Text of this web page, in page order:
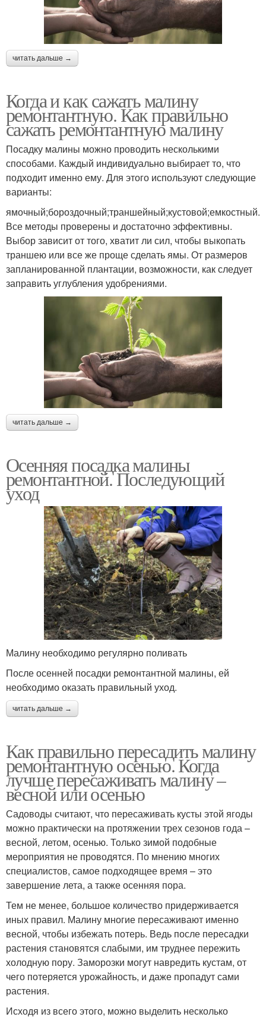
читать дальше →
Когда и как сажать малину
ремонтантную. Как правильно
сажать ремонтантную малину
Посадку малины можно проводить несколькими
способами. Каждый индивидуально выбирает то, что
подходит именно ему. Для этого используют следующие
варианты:
ямочный;бороздочный;траншейный;кустовой;емкостный.
Все методы проверены и достаточно эффективны.
Выбор зависит от того, хватит ли сил, чтобы выкопать
траншею или все же проще сделать ямы. От размеров
запланированной плантации, возможности, как следует
заправить углубления удобрениями.
читать дальше →
Осенняя посадка малины
ремонтантной. Последующий
уход
Малину необходимо регулярно поливать
После осенней посадки ремонтантной малины, ей
необходимо оказать правильный уход.
читать дальше →
Как правильно пересадить малину
ремонтантную осенью. Когда
лучше пересаживать малину –
весной или осенью
Садоводы считают, что пересаживать кусты этой ягоды
можно практически на протяжении трех сезонов года –
весной, летом, осенью. Только зимой подобные
мероприятия не проводятся. По мнению многих
специалистов, самое подходящее время – это
завершение лета, а также осенняя пора.
Тем не менее, большое количество придерживается
иных правил. Малину многие пересаживают именно
весной, чтобы избежать потерь. Ведь после пересадки
растения становятся слабыми, им труднее пережить
холодную пору. Заморозки могут навредить кустам, от
чего потеряется урожайность, и даже пропадут сами
растения.
Исходя из всего этого, можно выделить несколько